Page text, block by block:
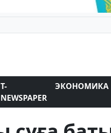
T-
NEWSPAPER
ЭКОНОМИКА